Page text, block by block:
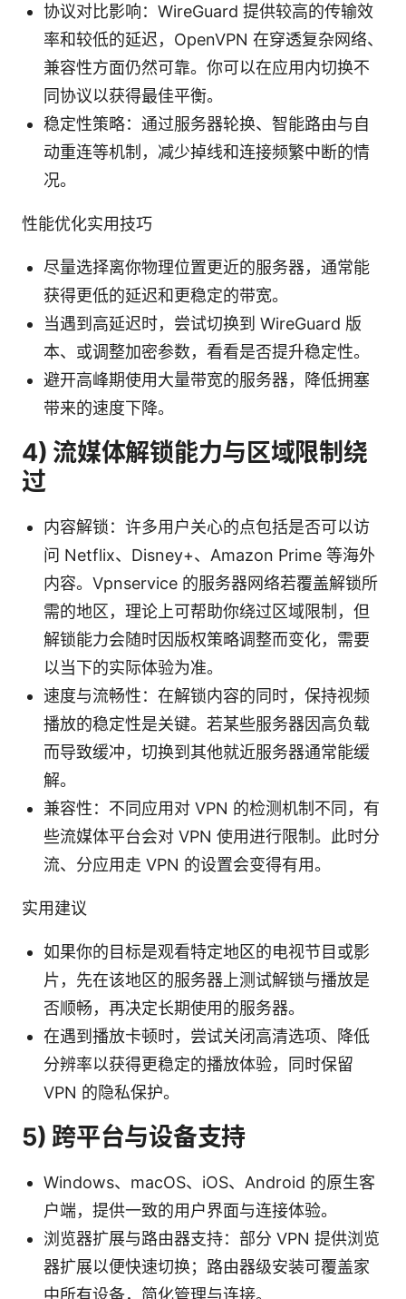
协议对比影响：WireGuard 提供较高的传输效
率和较低的延迟，OpenVPN 在穿透复杂网络、
兼容性方面仍然可靠。你可以在应用内切换不
同协议以获得最佳平衡。
稳定性策略：通过服务器轮换、智能路由与自
动重连等机制，减少掉线和连接频繁中断的情
况。
性能优化实用技巧
尽量选择离你物理位置更近的服务器，通常能
获得更低的延迟和更稳定的带宽。
当遇到高延迟时，尝试切换到 WireGuard 版
本、或调整加密参数，看看是否提升稳定性。
避开高峰期使用大量带宽的服务器，降低拥塞
带来的速度下降。
4) 流媒体解锁能力与区域限制绕
过
内容解锁：许多用户关心的点包括是否可以访
问 Netflix、Disney+、Amazon Prime 等海外
内容。Vpnservice 的服务器网络若覆盖解锁所
需的地区，理论上可帮助你绕过区域限制，但
解锁能力会随时因版权策略调整而变化，需要
以当下的实际体验为准。
速度与流畅性：在解锁内容的同时，保持视频
播放的稳定性是关键。若某些服务器因高负载
而导致缓冲，切换到其他就近服务器通常能缓
解。
兼容性：不同应用对 VPN 的检测机制不同，有
些流媒体平台会对 VPN 使用进行限制。此时分
流、分应用走 VPN 的设置会变得有用。
实用建议
如果你的目标是观看特定地区的电视节目或影
片，先在该地区的服务器上测试解锁与播放是
否顺畅，再决定长期使用的服务器。
在遇到播放卡顿时，尝试关闭高清选项、降低
分辨率以获得更稳定的播放体验，同时保留
VPN 的隐私保护。
5) 跨平台与设备支持
Windows、macOS、iOS、Android 的原生客
户端，提供一致的用户界面与连接体验。
浏览器扩展与路由器支持：部分 VPN 提供浏览
器扩展以便快速切换；路由器级安装可覆盖家
中所有设备，简化管理与连接。